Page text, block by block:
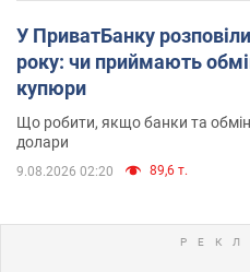
У ПриватБанку
року: чи приймають
купюри
Що робити, якщо банки та
долари
9.08.2026 02:20 89,6 т.